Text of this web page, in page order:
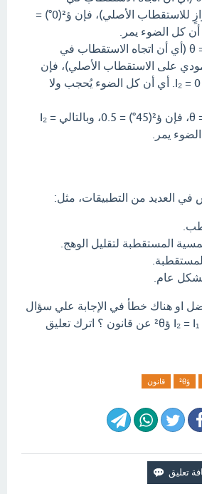
المستقطب الثاني موازٍ للاستقطاب الأصلي)، فإن ؤ²(0°) =
إذا كانت الزاوية θ = 90° (أي أن اتجاه الاستقطاب في
على الاستقطاب الأصلي)، فإن
ؤ²(90°) = 0، وبالتالي I₂ = 0. أي أن كل الضوء يُحجب ولا
إذا كانت الزاوية θ = 45°، فإن ؤ²(45°) = 0.5، وبالتالي I₂ =
العديد من التطبيقات، مثل:
المستقطبة لتقليل الوهج.
عام.
او هناك خطأ في الإجابة علي سؤال
تعبر الصيغة الرياضية I₂ = I₁ ؤ²θ عن قانون ؟ اترك تعليق
ؤ²θ قانون